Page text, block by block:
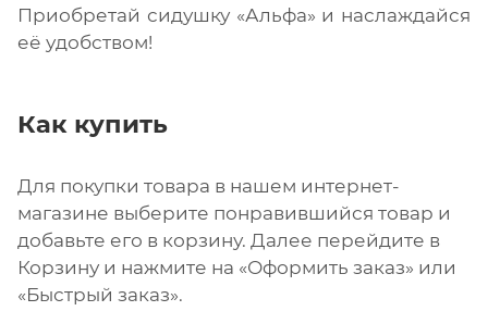
Приобретай сидушку «Альфа» и наслаждайся
её удобством!
Как купить
Для покупки товара в нашем интернет-
магазине выберите понравившийся товар и
добавьте его в корзину. Далее перейдите в
Корзину и нажмите на «Оформить заказ» или
«Быстрый заказ».